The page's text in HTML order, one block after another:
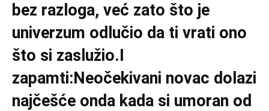
bez razloga, već zato što je
univerzum odlučio da ti vrati ono
što si zaslužio.I
zapamti:Neočekivani novac dolazi
najčešće onda kada si umoran od